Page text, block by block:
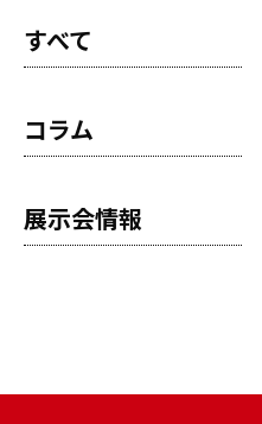
すべて
コラム
展示会情報